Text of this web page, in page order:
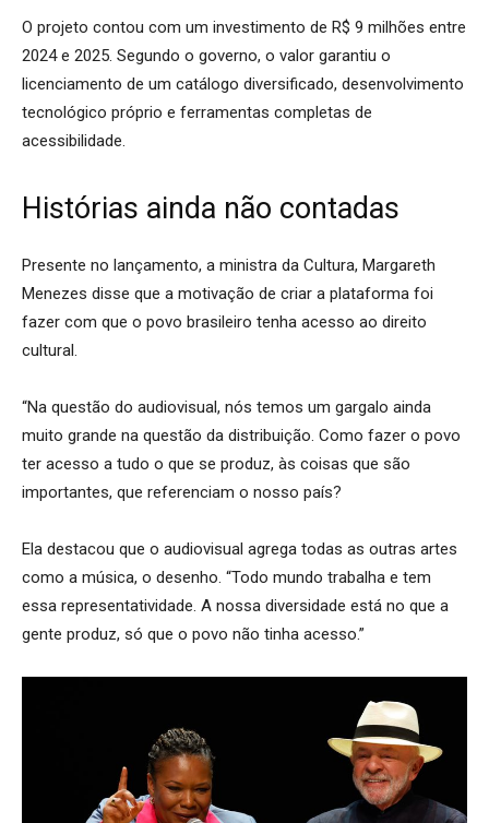
O projeto contou com um investimento de R$ 9 milhões entre
2024 e 2025. Segundo o governo, o valor garantiu o
licenciamento de um catálogo diversificado, desenvolvimento
tecnológico próprio e ferramentas completas de
acessibilidade.
Histórias ainda não contadas
Presente no lançamento, a ministra da Cultura, Margareth
Menezes disse que a motivação de criar a plataforma foi
fazer com que o povo brasileiro tenha acesso ao direito
cultural.
“Na questão do audiovisual, nós temos um gargalo ainda
muito grande na questão da distribuição. Como fazer o povo
ter acesso a tudo o que se produz, às coisas que são
importantes, que referenciam o nosso país?
Ela destacou que o audiovisual agrega todas as outras artes
como a música, o desenho. “Todo mundo trabalha e tem
essa representatividade. A nossa diversidade está no que a
gente produz, só que o povo não tinha acesso.”